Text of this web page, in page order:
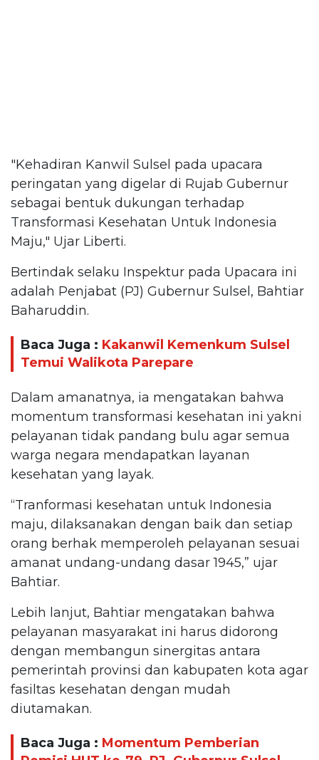
"Kehadiran Kanwil Sulsel pada upacara
peringatan yang digelar di Rujab Gubernur
sebagai bentuk dukungan terhadap
Transformasi Kesehatan Untuk Indonesia
Maju," Ujar Liberti.
Bertindak selaku Inspektur pada Upacara ini
adalah Penjabat (PJ) Gubernur Sulsel, Bahtiar
Baharuddin.
Baca Juga : Kakanwil Kemenkum Sulsel
Temui Walikota Parepare
Dalam amanatnya, ia mengatakan bahwa
momentum transformasi kesehatan ini yakni
pelayanan tidak pandang bulu agar semua
warga negara mendapatkan layanan
kesehatan yang layak.
“Tranformasi kesehatan untuk Indonesia
maju, dilaksanakan dengan baik dan setiap
orang berhak memperoleh pelayanan sesuai
amanat undang-undang dasar 1945,” ujar
Bahtiar.
Lebih lanjut, Bahtiar mengatakan bahwa
pelayanan masyarakat ini harus didorong
dengan membangun sinergitas antara
pemerintah provinsi dan kabupaten kota agar
fasiltas kesehatan dengan mudah
diutamakan.
Baca Juga : Momentum Pemberian